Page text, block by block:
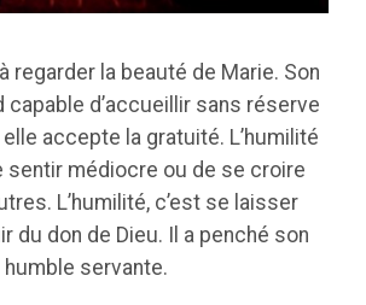
regarder la beauté de Marie. Son
capable d’accueillir sans réserve
elle accepte la gratuité. L’humilité
sentir médiocre ou de se croire
L’humilité, c’est se laisser
du don de Dieu. Il a penché son
servante.